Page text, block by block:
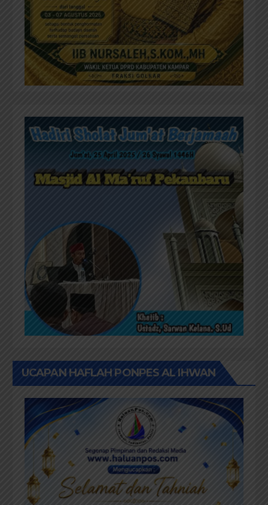
UCAPAN HAFLAH PONPES AL IHWAN